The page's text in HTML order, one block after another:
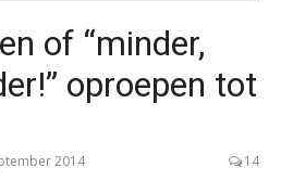
of “minder,
oproepen tot
2014 14